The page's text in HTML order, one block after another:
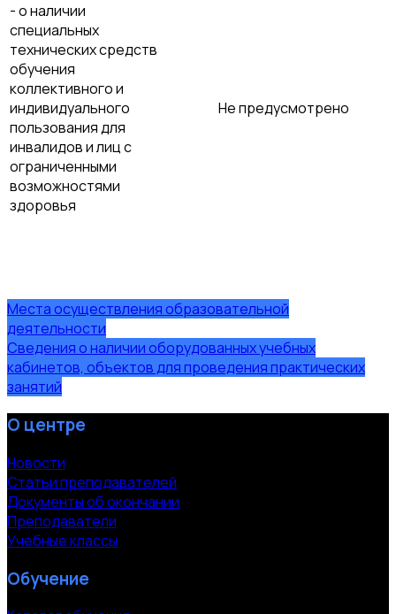
- о наличии
специальных
технических средств
обучения
коллективного и
индивидуального
пользования для
инвалидов и лиц с
ограниченными
возможностями
здоровья
Не предусмотрено
Места осуществления образовательной
деятельности
Сведения о наличии оборудованных учебных
кабинетов, объектов для проведения практических
занятий
О центре
Новости
Статьи преподавателей
Документы об окончании
Преподаватели
Учебные классы
Обучение